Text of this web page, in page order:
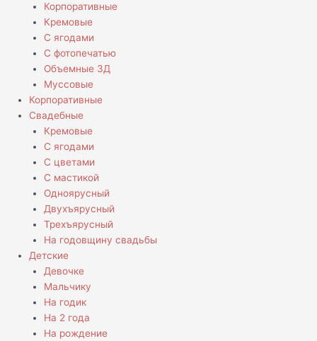
Корпоративные
Кремовые
С ягодами
С фотопечатью
Объемные 3Д
Муссовые
Корпоративные
Свадебные
Кремовые
С ягодами
С цветами
С мастикой
Одноярусный
Двухъярусный
Трехъярусный
На годовщину свадьбы
Детские
Девочке
Мальчику
На годик
На 2 года
На рождение